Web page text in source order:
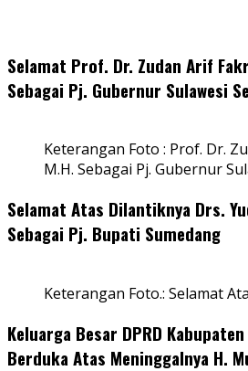
Selamat Prof. Dr. Zudan Arif
Sebagai Pj. Gubernur Sulawesi
Keterangan Foto : Prof. Dr.
M.H. Sebagai Pj. Gubernur
Selamat Atas Dilantiknya Drs.
Sebagai Pj. Bupati Sumedang
Keterangan Foto.: Selamat
Keluarga Besar DPRD
Berduka Atas Meninggalnya H.